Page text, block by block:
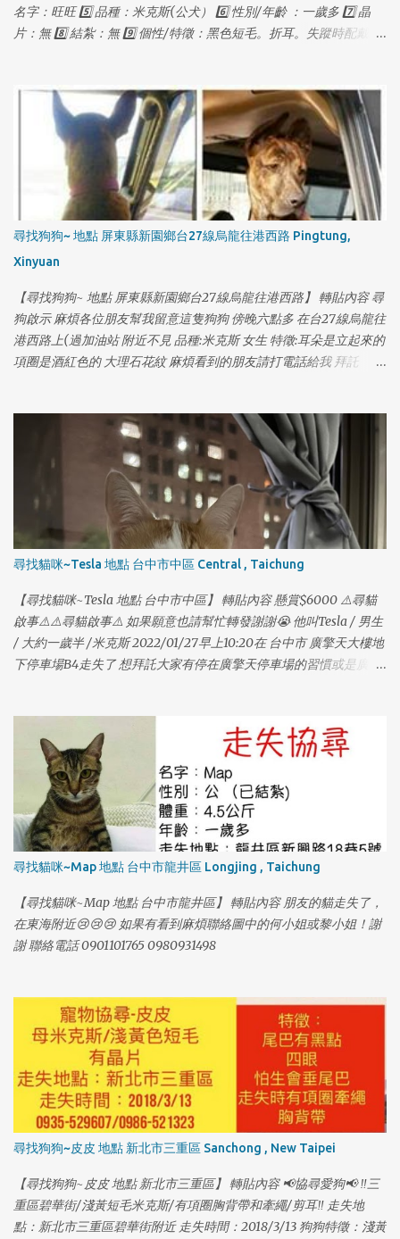
名字：旺旺 5️⃣ 品種：米克斯(公犬） 6️⃣ 性別/年齡 ：一歲多 7️⃣ 晶
片：無 8️⃣ 結紮：無 9️⃣ 個性/特徵：黑色短毛。折耳。失蹤時配戴紅
尋找狗狗~ 地點 屏東縣新園鄉台27線烏龍往港西路 Pingtung,
Xinyuan
【尋找狗狗~ 地點 屏東縣新園鄉台27線烏龍往港西路】 轉貼內容 尋
狗啟示 麻煩各位朋友幫我留意這隻狗狗 傍晚六點多 在台27線烏龍往
港西路上(過加油站 附近不見 品種:米克斯 女生 特徵:耳朵是立起來的
項圈是酒紅色的 大理石花紋 麻煩看到的朋友請打電話給我 拜託
1
尋找貓咪~Tesla 地點 台中市中區 Central , Taichung
【尋找貓咪~Tesla 地點 台中市中區】 轉貼內容 懸賞$6000 ⚠️尋貓
啟事⚠️⚠️尋貓啟事⚠️ 如果願意也請幫忙轉發謝謝😭 他叫Tesla / 男生
/ 大約一歲半 /米克斯 2022/01/27早上10:20在 台中市 廣擎天大樓地
下停車場B4走失了 想拜託大家有停在廣擎天停車場的習慣或是廣擎
大動作，他很喜歡吃鱈魚香絲，在家只要聽到包裝聲他就會過來
吃。 也有可能躲在車子底下管線，可以的話請大家幫忙注意，謝謝
大家🙏🏻🙏🏻🙏🏻🙏🏻🙏🏻 如果有找到或看到請聯絡 0976382707
（趙小姐） 0916917598（謝小姐） 再麻煩大家幫忙謝謝大家。
尋找貓咪~Map 地點 台中市龍井區 Longjing , Taichung
【尋找貓咪~Map 地點 台中市龍井區】 轉貼內容 朋友的貓走失了，
在東海附近😢😢😢 如果有看到麻煩聯絡圖中的何小姐或黎小姐！謝
謝 聯絡電話 0901101765 0980931498
尋找狗狗~皮皮 地點 新北市三重區 Sanchong , New Taipei
【尋找狗狗~皮皮 地點 新北市三重區】 轉貼內容 📢協尋愛狗📢 ‼️三
重區碧華街/淺黃短毛米克斯/有項圈胸背帶和牽繩/剪耳‼️ 走失地
點：新北市三重區碧華街附近 走失時間：2018/3/13 狗狗特徵：淺黃